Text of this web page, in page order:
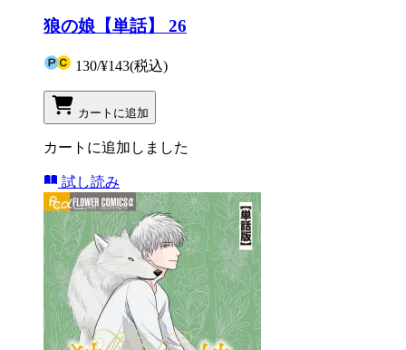
狼の娘【単話】 26
130/¥143(税込)
カートに追加
カートに追加しました
試し読み